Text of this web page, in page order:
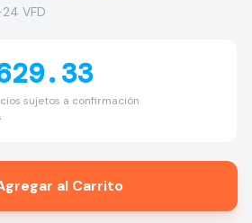
VFD
sujetos a confirmación
al Carrito